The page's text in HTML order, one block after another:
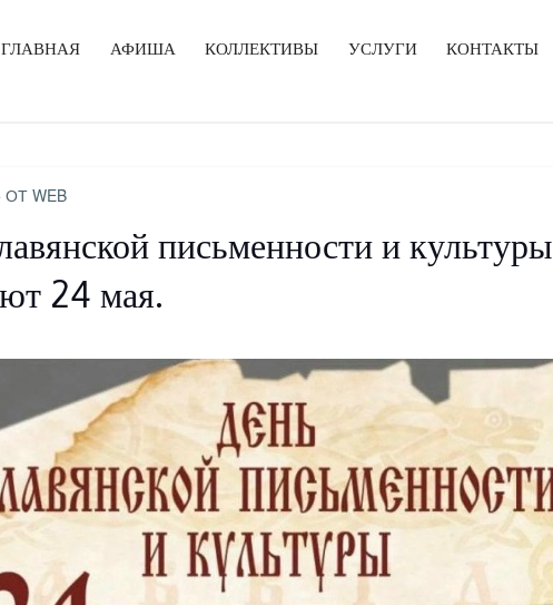
ГЛАВНАЯ АФИША КОЛЛЕКТИВЫ УСЛУГИ КОНТАКТЫ
ОТ WEB
письменности и культуры
24 мая.